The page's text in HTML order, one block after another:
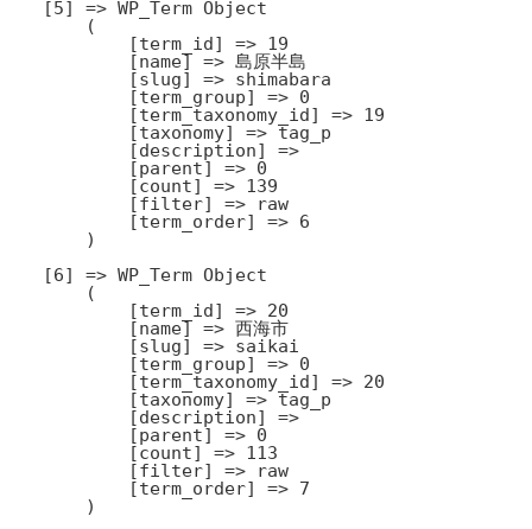
    [5] => WP_Term Object
        (
            [term_id] => 19
            [name] => 島原半島
            [slug] => shimabara
            [term_group] => 0
            [term_taxonomy_id] => 19
            [taxonomy] => tag_p
            [description] =>
            [parent] => 0
            [count] => 139
            [filter] => raw
            [term_order] => 6
        )
    [6] => WP_Term Object
        (
            [term_id] => 20
            [name] => 西海市
            [slug] => saikai
            [term_group] => 0
            [term_taxonomy_id] => 20
            [taxonomy] => tag_p
            [description] =>
            [parent] => 0
            [count] => 113
            [filter] => raw
            [term_order] => 7
        )